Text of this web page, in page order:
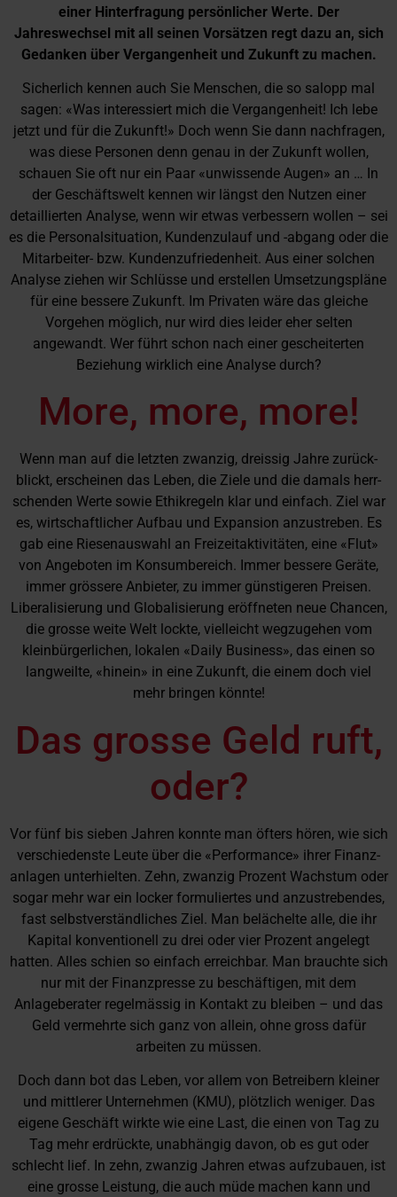
einer Hinterfragung persönlicher Werte. Der
Jahreswechsel mit all seinen Vorsätzen regt dazu an, sich
Gedanken über Vergangenheit und Zukunft zu machen.
Sicherlich kennen auch Sie Menschen, die so salopp mal
sagen: «Was interessiert mich die Vergangenheit! Ich lebe
jetzt und für die Zukunft!» Doch wenn Sie dann nachfragen,
was diese Personen denn genau in der Zukunft wollen,
schauen Sie oft nur ein Paar «unwissende Augen» an … In
der Geschäftswelt kennen wir längst den Nutzen einer
detaillierten Analyse, wenn wir etwas verbessern wollen – sei
es die Personalsituation, Kundenzulauf und -abgang oder die
Mitarbeiter- bzw. Kundenzufriedenheit. Aus einer solchen
Analyse ziehen wir Schlüsse und erstellen Umsetzungspläne
für eine bessere Zukunft. Im Privaten wäre das gleiche
Vorgehen möglich, nur wird dies leider eher selten
angewandt. Wer führt schon nach einer gescheiterten
Beziehung wirklich eine Analyse durch?
More, more, more!
Wenn man auf die letzten zwanzig, dreissig Jahre zurück-
blickt, erscheinen das Leben, die Ziele und die damals herr-
schenden Werte sowie Ethikregeln klar und einfach. Ziel war
es, wirtschaftlicher Aufbau und Expansion anzustreben. Es
gab eine Riesenauswahl an Freizeitaktivitäten, eine «Flut»
von Angeboten im Konsumbereich. Immer bessere Geräte,
immer grössere Anbieter, zu immer günstigeren Preisen.
Liberalisierung und Globalisierung eröffneten neue Chancen,
die grosse weite Welt lockte, vielleicht wegzugehen vom
kleinbürgerlichen, lokalen «Daily Business», das einen so
langweilte, «hinein» in eine Zukunft, die einem doch viel
mehr bringen könnte!
Das grosse Geld ruft,
oder?
Vor fünf bis sieben Jahren konnte man öfters hören, wie sich
verschiedenste Leute über die «Performance» ihrer Finanz-
anlagen unterhielten. Zehn, zwanzig Prozent Wachstum oder
sogar mehr war ein locker formuliertes und anzustrebendes,
fast selbstverständliches Ziel. Man belächelte alle, die ihr
Kapital konventionell zu drei oder vier Prozent angelegt
hatten. Alles schien so einfach erreichbar. Man brauchte sich
nur mit der Finanzpresse zu beschäftigen, mit dem
Anlageberater regelmässig in Kontakt zu bleiben – und das
Geld vermehrte sich ganz von allein, ohne gross dafür
arbeiten zu müssen.
Doch dann bot das Leben, vor allem von Betreibern kleiner
und mittlerer Unternehmen (KMU), plötzlich weniger. Das
eigene Geschäft wirkte wie eine Last, die einen von Tag zu
Tag mehr erdrückte, unabhängig davon, ob es gut oder
schlecht lief. In zehn, zwanzig Jahren etwas aufzubauen, ist
eine grosse Leistung, die auch müde machen kann und